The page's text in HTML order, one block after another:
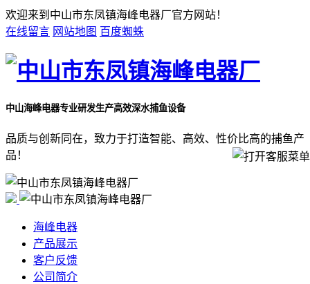
欢迎来到中山市东凤镇海峰电器厂官方网站！
在线留言 网站地图 百度蜘蛛
中山海峰电器专业研发生产高效深水捕鱼设备
品质与创新同在，致力于打造智能、高效、性价比高的捕鱼产
品！
海峰电器
产品展示
客户反馈
公司简介